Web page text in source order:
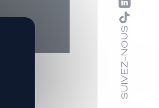
SUIVEZ-NOUS